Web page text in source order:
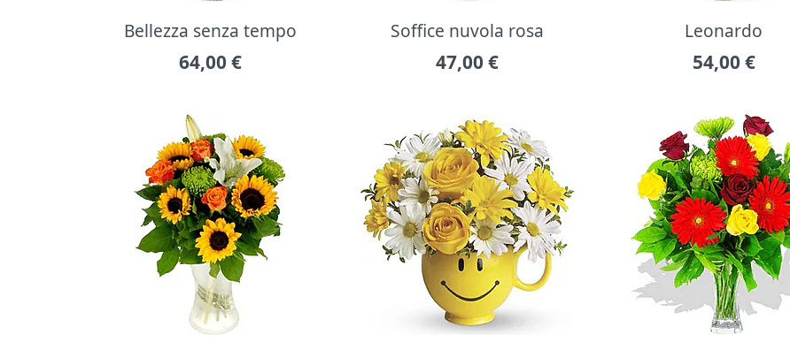
Bellezza senza tempo
64,00 €
Soffice nuvola rosa
47,00 €
Leonardo
54,00 €